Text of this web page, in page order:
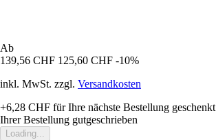
Ab
139,56 CHF 125,60 CHF -10%
inkl. MwSt. zzgl. Versandkosten
+6,28 CHF für Ihre nächste Bestellung geschenkt
Ihrer Bestellung gutgeschrieben
Loading...